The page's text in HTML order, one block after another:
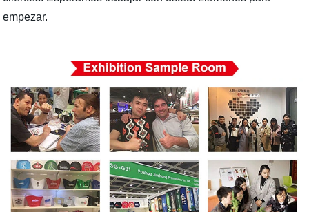
empezar.